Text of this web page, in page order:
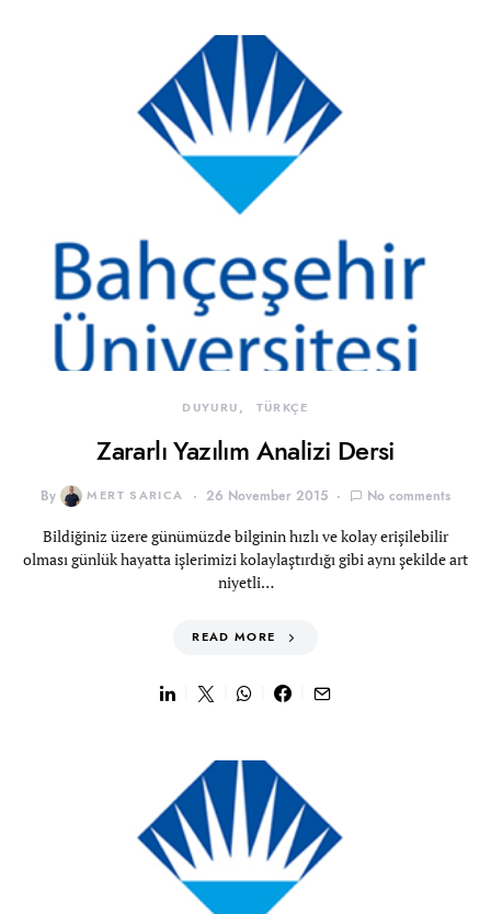
DUYURU TÜRKÇE
Zararlı Yazılım Analizi Dersi
By MERT SARICA 26 November 2015 No comments
Bildiğiniz üzere günümüzde bilginin hızlı ve kolay erişilebilir
olması günlük hayatta işlerimizi kolaylaştırdığı gibi aynı şekilde art
niyetli…
READ MORE